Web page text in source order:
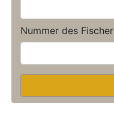
Bedingungen
Kontakt
Nummer des Fischer